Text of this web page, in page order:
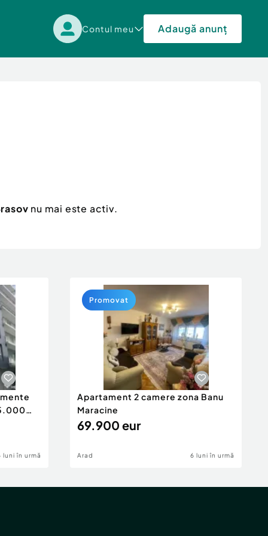
Contul meu Adaugă anunț
nu mai este activ.
luni în urmă
Apartament 2 camere zona Banu
Maracine
69.900 eur
Arad 6 luni în urmă
Promovat